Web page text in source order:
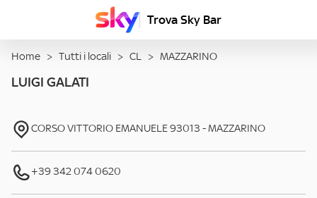
Trova Sky Bar
Home > Tutti i locali > CL > MAZZARINO
LUIGI GALATI
CORSO VITTORIO EMANUELE93013 -MAZZARINO
+39 342 074 0620